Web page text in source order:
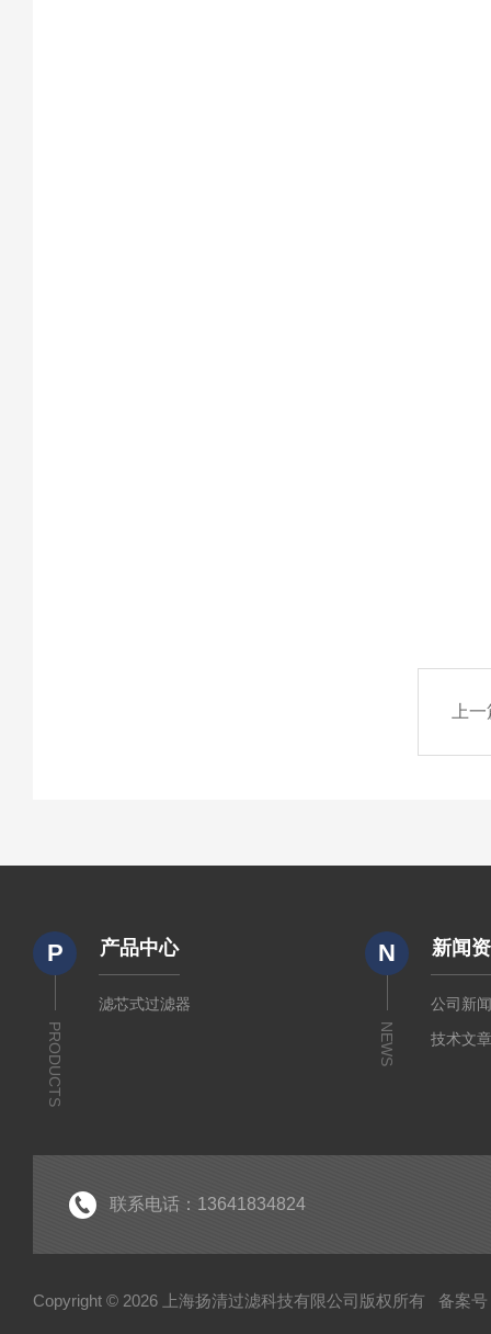
上
P
PRODUCTS
产品中心
滤芯式过滤器
N
NEWS
新闻
公司新
技术文
联系电话：13641834824
Copyright © 2026 上海扬清过滤科技有限公司版权所有 备案号